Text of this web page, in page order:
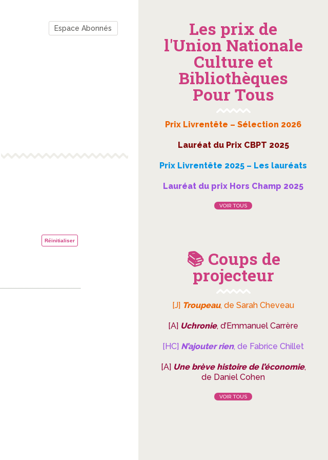
Espace Abonnés
Réinitialiser
Les prix de
l'Union Nationale
Culture et
Bibliothèques
Pour Tous
Prix Livrentête – Sélection 2026
Lauréat du Prix CBPT 2025
Prix Livrentête 2025 – Les lauréats
Lauréat du prix Hors Champ 2025
VOIR TOUS
📚 Coups de
projecteur
[J] Troupeau, de Sarah Cheveau
[A] Uchronie, d’Emmanuel Carrère
[HC] N’ajouter rien, de Fabrice Chillet
[A] Une brève histoire de l’économie,
de Daniel Cohen
VOIR TOUS